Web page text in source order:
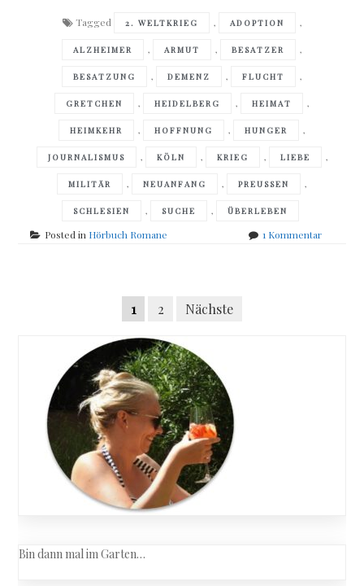
Tagged 2. WELTKRIEG , ADOPTION ,
ALZHEIMER , ARMUT , BESATZER ,
BESATZUNG , DEMENZ , FLUCHT ,
GRETCHEN , HEIDELBERG , HEIMAT ,
HEIMKEHR , HOFFNUNG , HUNGER ,
JOURNALISMUS , KÖLN , KRIEG , LIEBE ,
MILITÄR , NEUANFANG , PREUSSEN ,
SCHLESIEN , SUCHE , ÜBERLEBEN
Posted in Hörbuch Romane 1 Kommentarzu
navigation
Seitennummerierung
Beiträge
1 2 Nächste
Bin dann mal im Garten…